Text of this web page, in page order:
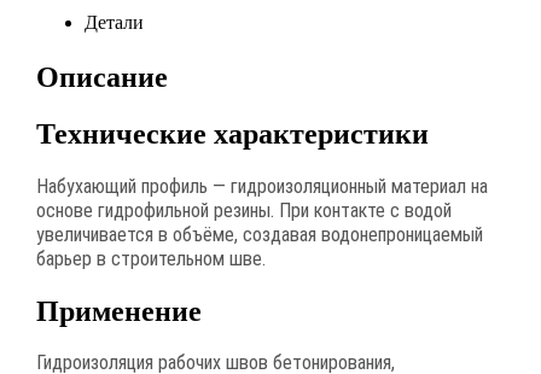
Детали
Описание
Технические характеристики
Набухающий профиль — гидроизоляционный материал на
основе гидрофильной резины. При контакте с водой
увеличивается в объёме, создавая водонепроницаемый
барьер в строительном шве.
Применение
Гидроизоляция рабочих швов бетонирования,